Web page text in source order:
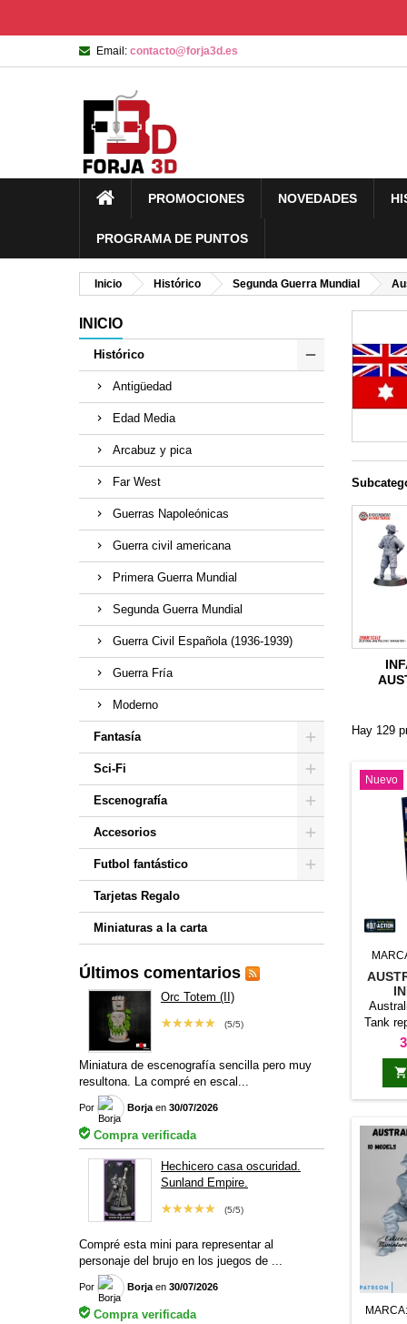
Email: contacto@forja3d.es
PROMOCIONES NOVEDADES
PROGRAMA DE PUNTOS
Inicio Histórico Segunda Guerra Mundial
INICIO
Histórico
Antigüedad
Edad Media
Arcabuz y pica
Far West
Guerras Napoleónicas
Guerra civil americana
Primera Guerra Mundial
Segunda Guerra Mundial
Guerra Civil Española (1936-1939)
Guerra Fría
Moderno
Fantasía
Sci-Fi
Escenografía
Accesorios
Futbol fantástico
Tarjetas Regalo
Miniaturas a la carta
Últimos comentarios
Orc Totem (II)
(5/5)
★★★★★
Miniatura de escenografía sencilla pero muy
resultona. La compré en escal...
Por Borja en 30/07/2026
Compra verificada
Hechicero casa oscuridad.
Sunland Empire.
(5/5)
★★★★★
Compré esta mini para representar al
personaje del brujo en los juegos de ...
Por Borja en 30/07/2026
Compra verificada
Hay 129
Nuevo
Tank
tipo
fuerza
apoyo,

MARCA: